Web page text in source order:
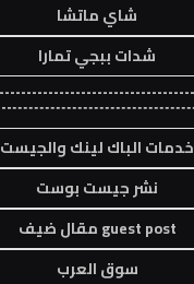
شاي ماتشا
شدات ببجي تمارا
خدمات الباك لينك والجيست
نشر جيست بوست
guest post مقال ضيف
سوق العرب